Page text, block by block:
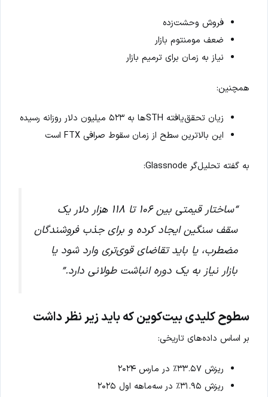
فروش وحشت‌زده
ضعف مومنتوم بازار
نیاز به زمان برای ترمیم بازار
همچنین:
زیان تحقق‌یافته STHها به ۵۲۳ میلیون دلار روزانه رسیده
این بالاترین سطح از زمان سقوط صرافی FTX است
به گفته تحلیل‌گر Glassnode:
“ساختار قیمتی بین ۱۰۶ تا ۱۱۸ هزار دلار یک
سقف سنگین ایجاد کرده و برای جذب فروشندگان
مضطرب، یا باید تقاضای قوی‌تری وارد شود یا
بازار نیاز به یک دوره انباشت طولانی دارد.”
سطوح کلیدی بیت‌کوین که باید زیر نظر داشت
بر اساس داده‌های تاریخی:
ریزش ۳۳.۵۷٪ در مارس ۲۰۲۴
ریزش ۳۱.۹۵٪ در سه‌ماهه اول ۲۰۲۵